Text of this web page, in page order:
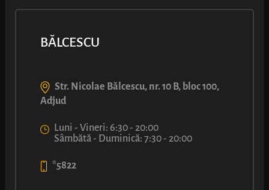
BĂLCESCU
Str. Nicolae Bălcescu, nr. 10 B, bloc 100,
Adjud
Luni - Vineri: 6:30 - 20:00
Sâmbătă - Duminică: 7:30 - 20:00
*5822